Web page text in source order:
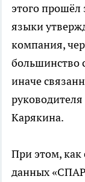
этого прошёл
языки
компания,
большинство
иначе
Карякина.
При этом, как
данных